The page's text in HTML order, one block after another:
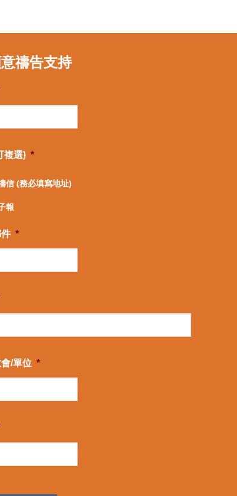
禱告支持
複選) *
信 (務必填寫地址)
報
*
/單位 *